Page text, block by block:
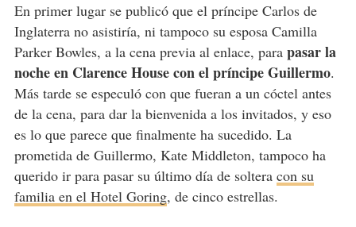
En primer lugar se publicó que el príncipe Carlos de
Inglaterra no asistiría, ni tampoco su esposa Camilla
Parker Bowles, a la cena previa al enlace, para pasar la
noche en Clarence House con el príncipe Guillermo.
Más tarde se especuló con que fueran a un cóctel antes
de la cena, para dar la bienvenida a los invitados, y eso
es lo que parece que finalmente ha sucedido. La
prometida de Guillermo, Kate Middleton, tampoco ha
querido ir para pasar su último día de soltera con su
familia en el Hotel Goring, de cinco estrellas.